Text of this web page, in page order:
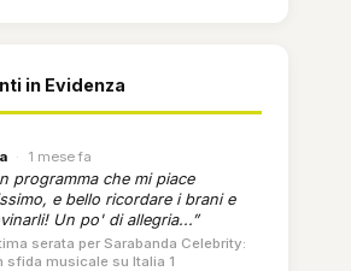
in Evidenza
· 1 mese fa
programma che mi piace
e bello ricordare i brani e
Un po' di allegria...”
serata per Sarabanda Celebrity:
sfida musicale su Italia 1